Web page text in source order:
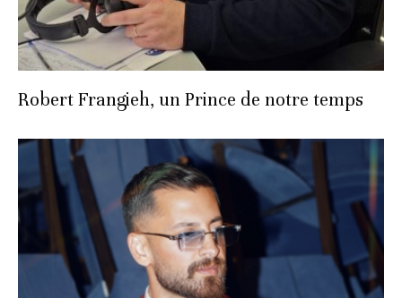
Robert Frangieh, un Prince de notre temps